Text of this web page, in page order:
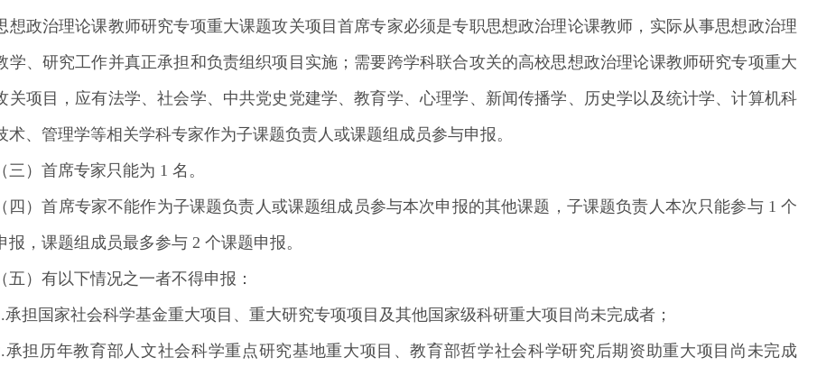
想政治理论课教师研究专项重大课题攻关项目首席专家必须是专职思想政治理论课教师，实际从事思想政治理
学、研究工作并真正承担和负责组织项目实施；需要跨学科联合攻关的高校思想政治理论课教师研究专项重大
关项目，应有法学、社会学、中共党史党建学、教育学、心理学、新闻传播学、历史学以及统计学、计算机科
术、管理学等相关学科专家作为子课题负责人或课题组成员参与申报。
（三）首席专家只能为 1 名。
（四）首席专家不能作为子课题负责人或课题组成员参与本次申报的其他课题，子课题负责人本次只能参与 1 个
报，课题组成员最多参与 2 个课题申报。
（五）有以下情况之一者不得申报：
承担国家社会科学基金重大项目、重大研究专项项目及其他国家级科研重大项目尚未完成者；
承担历年教育部人文社会科学重点研究基地重大项目、教育部哲学社会科学研究后期资助重大项目尚未完成